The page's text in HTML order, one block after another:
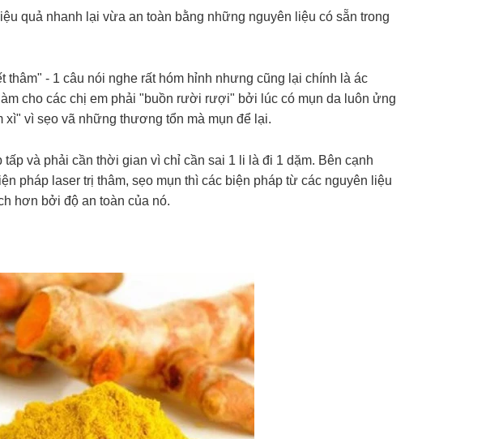
quả nhanh lại vừa an toàn bằng những nguyên liệu có sẵn trong
thâm" - 1 câu nói nghe rất hóm hỉnh nhưng cũng lại chính là ác
cho các chị em phải "buồn rười rượi" bởi lúc có mụn da luôn ửng
vì sẹo vã những thương tổn mà mụn để lại.
và phải cần thời gian vì chỉ cần sai 1 li là đi 1 dặm. Bên cạnh
pháp laser trị thâm, sẹo mụn thì các biện pháp từ các nguyên liệu
hơn bởi độ an toàn của nó.